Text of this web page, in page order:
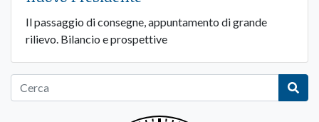
Il passaggio di consegne, appuntamento di grande
rilievo. Bilancio e prospettive